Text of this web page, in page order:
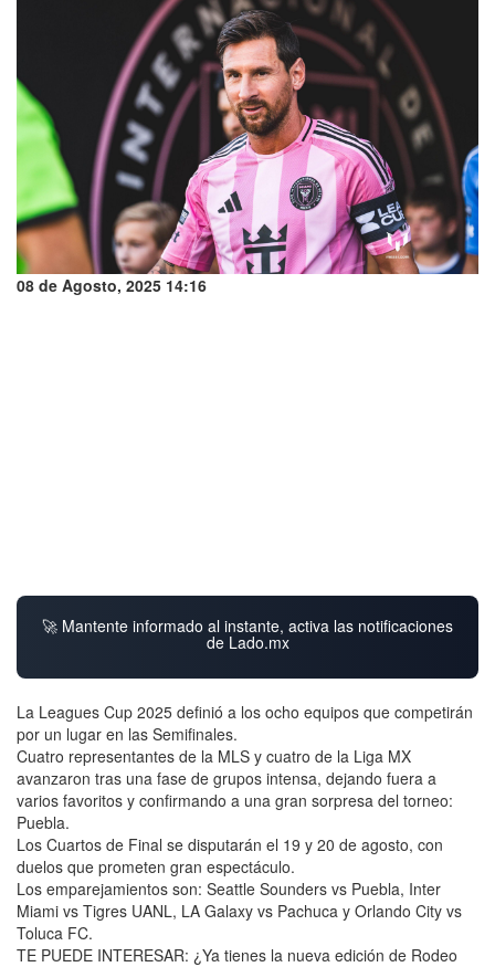
08 de Agosto, 2025 14:16
🚀 Mantente informado al instante, activa las notificaciones
de Lado.mx
La Leagues Cup 2025 definió a los ocho equipos que competirán
por un lugar en las Semifinales.
Cuatro representantes de la MLS y cuatro de la Liga MX
avanzaron tras una fase de grupos intensa, dejando fuera a
varios favoritos y confirmando a una gran sorpresa del torneo:
Puebla.
Los Cuartos de Final se disputarán el 19 y 20 de agosto, con
duelos que prometen gran espectáculo.
Los emparejamientos son: Seattle Sounders vs Puebla, Inter
Miami vs Tigres UANL, LA Galaxy vs Pachuca y Orlando City vs
Toluca FC.
TE PUEDE INTERESAR: ¿Ya tienes la nueva edición de Rodeo